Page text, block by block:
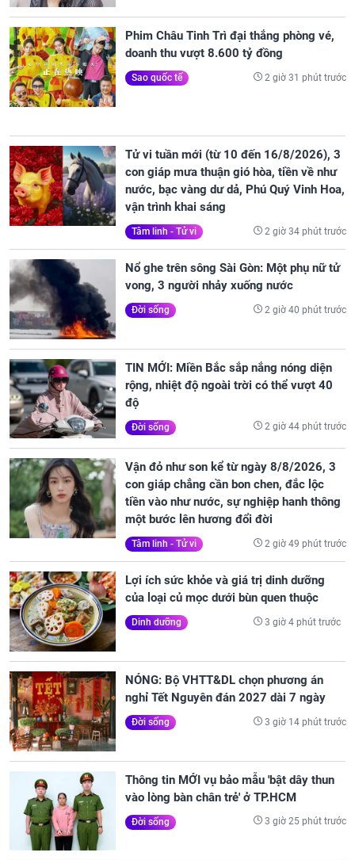
Phim Châu Tinh Trì đại thắng phòng vé,
doanh thu vượt 8.600 tỷ đồng
Sao quốc tế 2 giờ 31 phút trước
Tử vi tuần mới (từ 10 đến 16/8/2026), 3
con giáp mưa thuận gió hòa, tiền về như
nước, bạc vàng dư dả, Phú Quý Vinh Hoa,
vận trình khai sáng
Tâm linh - Tử vi 2 giờ 34 phút trước
Nổ ghe trên sông Sài Gòn: Một phụ nữ tử
vong, 3 người nhảy xuống nước
Đời sống 2 giờ 40 phút trước
TIN MỚI: Miền Bắc sắp nắng nóng diện
rộng, nhiệt độ ngoài trời có thể vượt 40
độ
Đời sống 2 giờ 44 phút trước
Vận đỏ như son kể từ ngày 8/8/2026, 3
con giáp chẳng cần bon chen, đắc lộc
tiền vào như nước, sự nghiệp hanh thông
một bước lên hương đổi đời
Tâm linh - Tử vi 2 giờ 49 phút trước
Lợi ích sức khỏe và giá trị dinh dưỡng
của loại củ mọc dưới bùn quen thuộc
Dinh dưỡng 3 giờ 4 phút trước
NÓNG: Bộ VHTT&DL chọn phương án
nghỉ Tết Nguyên đán 2027 dài 7 ngày
Đời sống 3 giờ 14 phút trước
Thông tin MỚI vụ bảo mẫu 'bật dây thun
vào lòng bàn chân trẻ' ở TP.HCM
Đời sống 3 giờ 25 phút trước